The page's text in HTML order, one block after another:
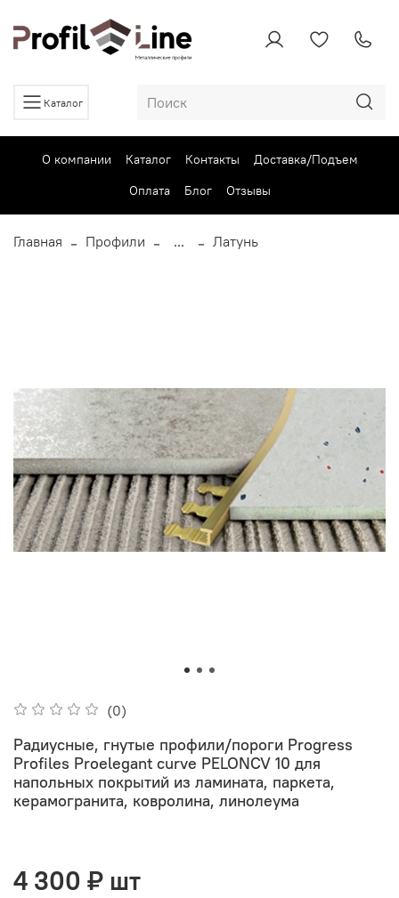
Каталог
О компании Каталог Контакты
Доставка/Подъем
Оплата
Блог Отзывы
Главная Профили ... Латунь
(0)
Радиусные, гнутые профили/пороги Progress
Profiles Proelegant curve PELONCV 10 для
напольных покрытий из ламината, паркета,
керамогранита, ковролина, линолеума
4 300 ₽ шт